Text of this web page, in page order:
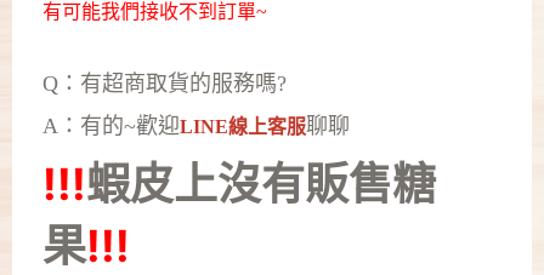
有可能我們接收不到訂單~
Q：有超商取貨的服務嗎?
A：有的~歡迎LINE線上客服聊聊
!!!蝦皮上沒有販售糖
果!!!